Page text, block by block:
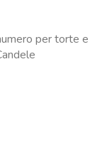
per torte e